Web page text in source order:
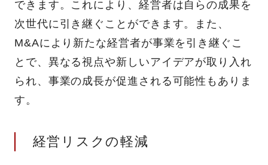
できます。これにより、経営者は自らの成果を
次世代に引き継ぐことができます。また、
M&Aにより新たな経営者が事業を引き継ぐこ
とで、異なる視点や新しいアイデアが取り入れ
られ、事業の成長が促進される可能性もありま
す。
経営リスクの軽減